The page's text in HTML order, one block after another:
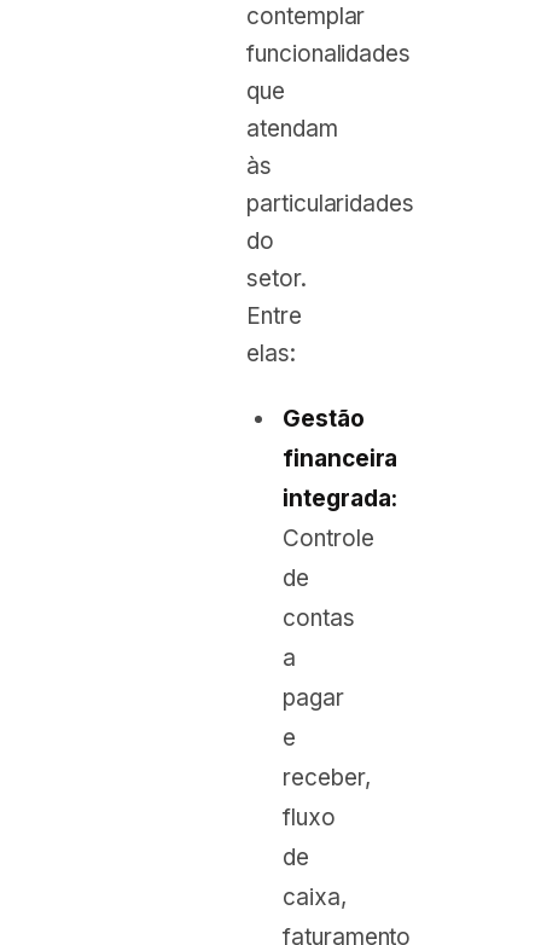
contemplar
funcionalidades
que
atendam
às
particularidades
do
setor.
Entre
elas:
Gestão
financeira
integrada:
Controle
de
contas
a
pagar
e
receber,
fluxo
de
caixa,
faturamento